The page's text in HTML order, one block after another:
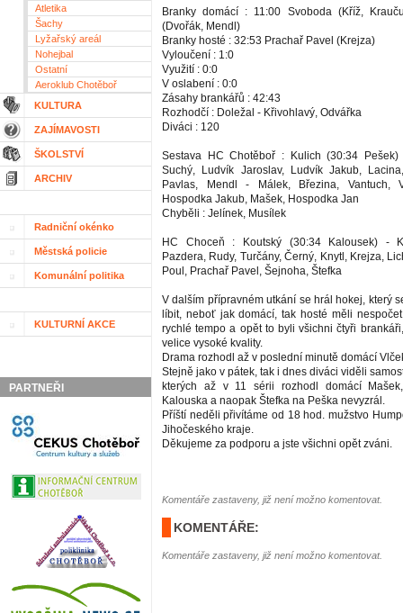
Atletika
Šachy
Lyžařský areál
Nohejbal
Ostatní
Aeroklub Chotěboř
KULTURA
ZAJÍMAVOSTI
ŠKOLSTVÍ
ARCHIV
Radniční okénko
Městská policie
Komunální politika
KULTURNÍ AKCE
PARTNEŘI
Branky domácí : 11:00 Svoboda (Kříž,
(Dvořák, Mendl)
Branky hosté : 32:53 Prachař Pavel (Krejza)
Vyloučení : 1:0
Využití : 0:0
V oslabení : 0:0
Zásahy brankářů : 42:43
Rozhodčí : Doležal - Křivohlavý, Odvářka
Diváci : 120
Sestava HC Chotěboř : Kulich (30:34
Suchý, Ludvík Jaroslav, Ludvík Jakub,
Pavlas, Mendl - Málek, Březina, Vantuch,
Hospodka Jakub, Mašek, Hospodka Jan
Chyběli : Jelínek, Musílek
HC Choceň : Koutský (30:34 Kalousek) -
Pazdera, Rudy, Turčány, Černý, Knytl, Krejza,
Poul, Prachař Pavel, Šejnoha, Štefka
V dalším přípravném utkání se hrál hokej, který
líbit, neboť jak domácí, tak hosté měli
rychlé tempo a opět to byli všichni čtyři
velice vysoké kvality.
Drama rozhodl až v poslední minutě domácí
Stejně jako v pátek, tak i dnes diváci viděli
kterých až v 11 sérii rozhodl domácí
Kalouska a naopak Štefka na Peška nevyzrál.
Příští neděli přivítáme od 18 hod. mužstvo
Jihočeského kraje.
Děkujeme za podporu a jste všichni opět zváni.
Komentáře zastaveny, již není možno komentovat.
KOMENTÁŘE:
Komentáře zastaveny, již není možno komentovat.